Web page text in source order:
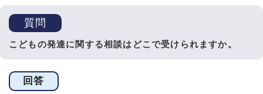
質問
こどもの発達に関する相談はどこで受けられますか。
回答